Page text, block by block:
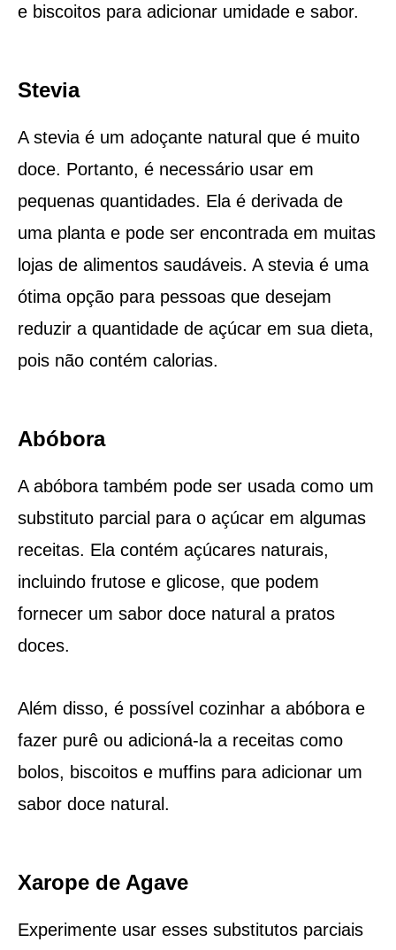
e biscoitos para adicionar umidade e sabor.
Stevia
A stevia é um adoçante natural que é muito
doce. Portanto, é necessário usar em
pequenas quantidades. Ela é derivada de
uma planta e pode ser encontrada em muitas
lojas de alimentos saudáveis. A stevia é uma
ótima opção para pessoas que desejam
reduzir a quantidade de açúcar em sua dieta,
pois não contém calorias.
Abóbora
A abóbora também pode ser usada como um
substituto parcial para o açúcar em algumas
receitas. Ela contém açúcares naturais,
incluindo frutose e glicose, que podem
fornecer um sabor doce natural a pratos
doces.
Além disso, é possível cozinhar a abóbora e
fazer purê ou adicioná-la a receitas como
bolos, biscoitos e muffins para adicionar um
sabor doce natural.
Xarope de Agave
Experimente usar esses substitutos parciais